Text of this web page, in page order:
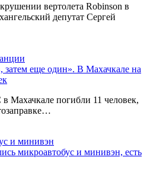
вертолета Robinson в
депутат Сергей
еще один». В Махачкале на
Махачкале погибли 11 человек,
микроавтобус и минивэн, есть